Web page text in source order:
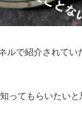
ルで紹介されて
ってもらいたい